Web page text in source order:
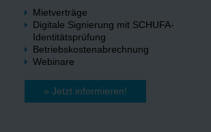
Mietverträge
Digitale Signierung mit SCHUFA-
Identitätsprüfung
Betriebskostenabrechnung
Webinare
» Jetzt informieren!